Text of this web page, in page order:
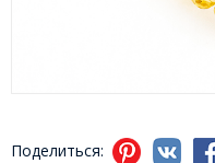
Поделиться: